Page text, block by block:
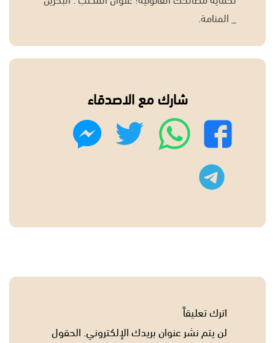
_ المنامة.
شارك مع الاصدقاء
فيسبوك
واتساب تويتر
اترك تعليقاً
لن يتم نشر عنوان بريدك الإلكتروني. الحقول